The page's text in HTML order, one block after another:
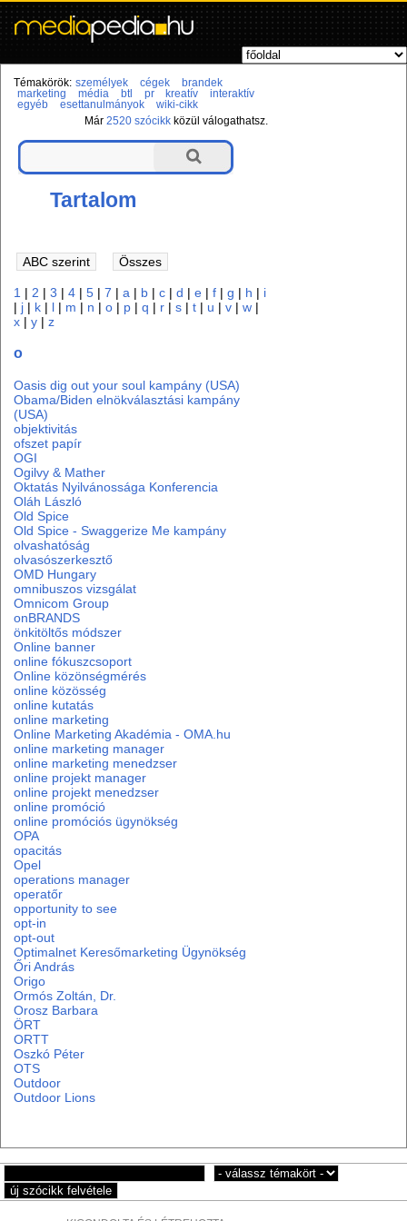
Témakörök: személyek cégek
brandek
marketing
média btl pr kreatív
interaktív
egyéb
esettanulmányok
wiki-cikk
Már2520 szócikk közül válogathatsz.
Tartalom
1 | 2 |3 |4 |5 |7 |a | b |c |d |e |f |g | h | i
| j | k | l | m | n |o | p |q | r |s |t | u |v |w |
x |y |z
o
Oasis dig out your soul kampány (USA)
Obama/Biden elnökválasztási kampány
(USA)
objektivitás
ofszet papír
OGI
Ogilvy & Mather
Oktatás Nyilvánossága Konferencia
Oláh László
Old Spice
Old Spice - Swaggerize Me kampány
olvashatóság
olvasószerkesztő
OMD Hungary
omnibuszos vizsgálat
Omnicom Group
onBRANDS
önkitöltős módszer
Online banner
online fókuszcsoport
Online közönségmérés
online közösség
online kutatás
online marketing
Online Marketing Akadémia - OMA.hu
online marketing manager
online marketing menedzser
online projekt manager
online projekt menedzser
online promóció
online promóciós ügynökség
OPA
opacitás
Opel
operations manager
operatőr
opportunity to see
opt-in
opt-out
Optimalnet Keresőmarketing Ügynökség
Őri András
Origo
Ormós Zoltán, Dr.
Orosz Barbara
ÖRT
ORTT
Oszkó Péter
OTS
Outdoor
Outdoor Lions